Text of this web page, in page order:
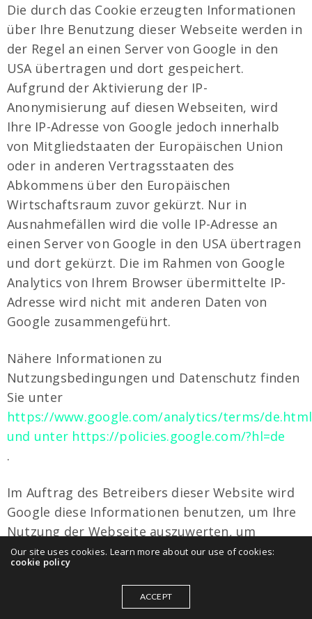
Die durch das Cookie erzeugten Informationen
über Ihre Benutzung dieser Webseite werden in
der Regel an einen Server von Google in den
USA übertragen und dort gespeichert.
Aufgrund der Aktivierung der IP-
Anonymisierung auf diesen Webseiten, wird
Ihre IP-Adresse von Google jedoch innerhalb
von Mitgliedstaaten der Europäischen Union
oder in anderen Vertragsstaaten des
Abkommens über den Europäischen
Wirtschaftsraum zuvor gekürzt. Nur in
Ausnahmefällen wird die volle IP-Adresse an
einen Server von Google in den USA übertragen
und dort gekürzt. Die im Rahmen von Google
Analytics von Ihrem Browser übermittelte IP-
Adresse wird nicht mit anderen Daten von
Google zusammengeführt.
Nähere Informationen zu
Nutzungsbedingungen und Datenschutz finden
Sie unter
https://www.google.com/analytics/terms/de.html
und unter https://policies.google.com/?hl=de
.
Im Auftrag des Betreibers dieser Website wird
Google diese Informationen benutzen, um Ihre
Nutzung der Webseite auszuwerten, um
Reports über die Webseitenaktivitäten
zusammenzustellen und um weitere mit der
Websitenutzung und der Internetnutzung
verbundene Dienstleistungen gegenüber dem
Our site uses cookies. Learn more about our use of cookies:
cookie policy
ACCEPT